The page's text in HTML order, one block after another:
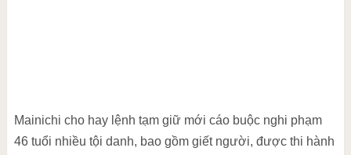
Mainichi cho hay lệnh tạm giữ mới cáo buộc nghi phạm
46 tuổi nhiều tội danh, bao gồm giết người, được thi hành